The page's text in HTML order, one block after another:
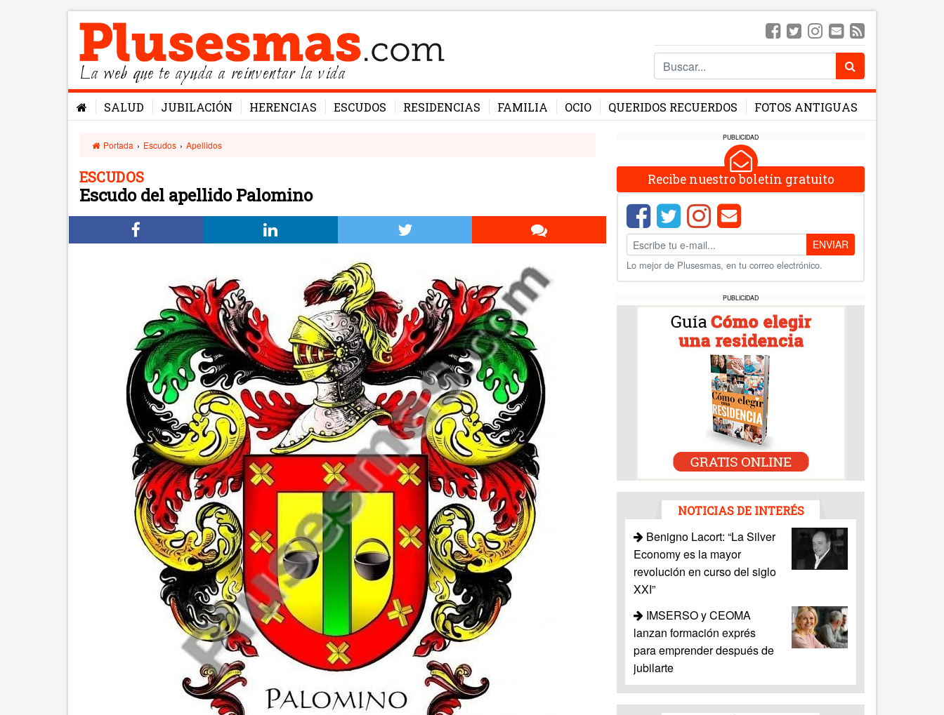
La web que te ayuda a reinventar la vida
SALUD JUBILACIÓN HERENCIAS ESCUDOS RESIDENCIAS FAMILIA OCIO QUERIDOS RECUERDOS FOTOS ANTIGUAS
Portada › Escudos › Apellidos
ESCUDOS
Escudo del apellido Palomino
PUBLICIDAD
Recibe nuestro boletín gratuito
ENVIAR
Lo mejor de Plusesmas, en tu correo electrónico.
PUBLICIDAD
NOTICIAS DE INTERÉS
Benigno Lacort: “La Silver
Economy es la mayor
revolución en curso del siglo
XXI”
IMSERSO y CEOMA
lanzan formación exprés
para emprender después de
jubilarte